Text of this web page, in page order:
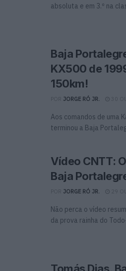
absoluta e em 3.º na
Baja
KX500 de
150km!
JORGE RÓ JR. 30
Aos comandos de uma
terminou a Baja
Vídeo CNTT:
Baja
JORGE RÓ JR. 29
Não perca o vídeo
da prova rainha do